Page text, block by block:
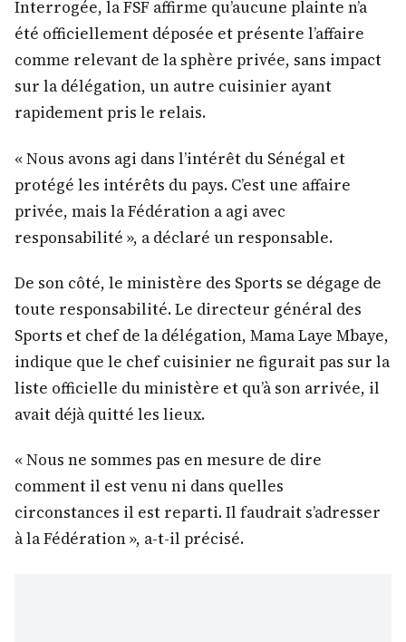
Interrogée, la FSF affirme qu’aucune plainte n’a
été officiellement déposée et présente l’affaire
comme relevant de la sphère privée, sans impact
sur la délégation, un autre cuisinier ayant
rapidement pris le relais.
« Nous avons agi dans l’intérêt du Sénégal et
protégé les intérêts du pays. C’est une affaire
privée, mais la Fédération a agi avec
responsabilité », a déclaré un responsable.
De son côté, le ministère des Sports se dégage de
toute responsabilité. Le directeur général des
Sports et chef de la délégation, Mama Laye Mbaye,
indique que le chef cuisinier ne figurait pas sur la
liste officielle du ministère et qu’à son arrivée, il
avait déjà quitté les lieux.
« Nous ne sommes pas en mesure de dire
comment il est venu ni dans quelles
circonstances il est reparti. Il faudrait s’adresser
à la Fédération », a-t-il précisé.